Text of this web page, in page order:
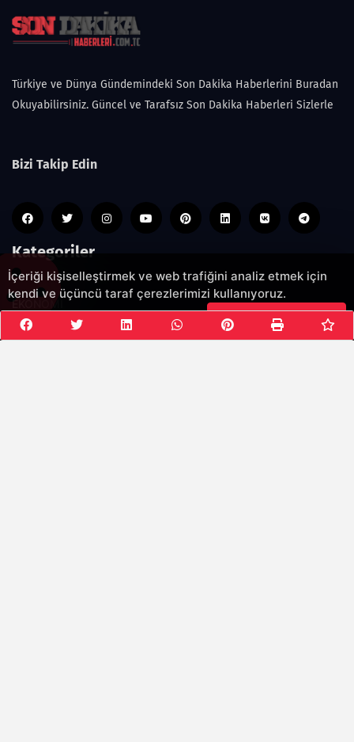
Türkiye ve Dünya Gündemindeki Son Dakika Haberlerini Buradan
Okuyabilirsiniz. Güncel ve Tarafsız Son Dakika Haberleri Sizlerle
Bizi Takip Edin
Kategoriler
EKONOMİ
GÜNCEL
İçeriği kişiselleştirmek ve web trafiğini analiz etmek için
kendi ve üçüncü taraf çerezlerimizi kullanıyoruz.
Çerezleri Kabul Et